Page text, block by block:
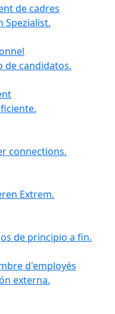
de cadres
Spezialist.
de candidatos.
connections.
Extrem.
de principio a fin.
d'employés
externa.